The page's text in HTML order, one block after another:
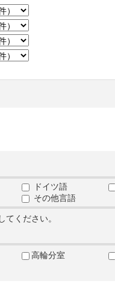
ドイツ語
その他言語
ください。
高輪分室